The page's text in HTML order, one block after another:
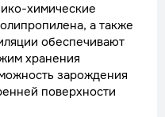
химические
а также
обеспечивают
хранения
зарождения
поверхности